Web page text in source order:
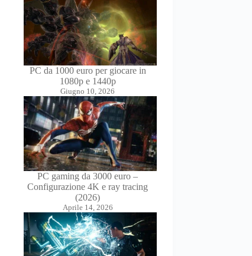
PC da 1000 euro per giocare in
1080p e 1440p
Giugno 10, 2026
PC gaming da 3000 euro –
Configurazione 4K e ray tracing
(2026)
Aprile 14, 2026